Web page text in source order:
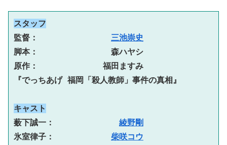
スタッフ
監督： 三池崇史
脚本：　　　　　　　　　森ハヤシ
原作：　　　　　　　　福田ますみ
『でっちあげ 福岡「殺人教師」事件の真相』
キャスト
薮下誠一： 綾野剛
氷室律子： 柴咲コウ